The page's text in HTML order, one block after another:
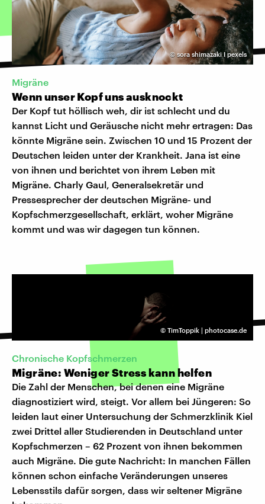
©sora shimazaki I pexels
Migräne
Wenn unser Kopf uns ausknockt
Der Kopf tut höllisch weh, dir ist schlecht und du
kannst Licht und Geräusche nicht mehr ertragen: Das
könnte Migräne sein. Zwischen 10 und 15 Prozent der
Deutschen leiden unter der Krankheit. Jana ist eine
von ihnen und berichtet von ihrem Leben mit
Migräne. Charly Gaul, Generalsekretär und
Pressesprecher der deutschen Migräne- und
Kopfschmerzgesellschaft, erklärt, woher Migräne
kommt und was wir dagegen tun können.
© TimToppik | photocase.de
Chronische Kopfschmerzen
Migräne: Weniger Stress kann helfen
Die Zahl der Menschen, bei denen eine Migräne
diagnostiziert wird, steigt. Vor allem bei Jüngeren: So
leiden laut einer Untersuchung der Schmerzklinik Kiel
zwei Drittel aller Studierenden in Deutschland unter
Kopfschmerzen – 62 Prozent von ihnen bekommen
auch Migräne. Die gute Nachricht: In manchen Fällen
können schon einfache Veränderungen unseres
Lebensstils dafür sorgen, dass wir seltener Migräne